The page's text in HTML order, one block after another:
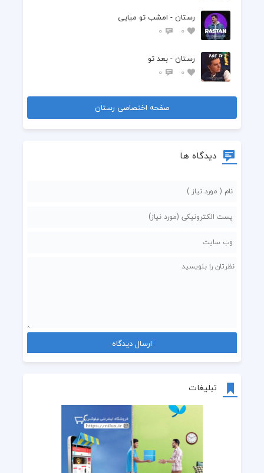
تبلیغات
رستان - امشب تو میایی
0
0
رستان - بعد تو
0
0
صفحه اختصاصی رستان
دیدگاه ها